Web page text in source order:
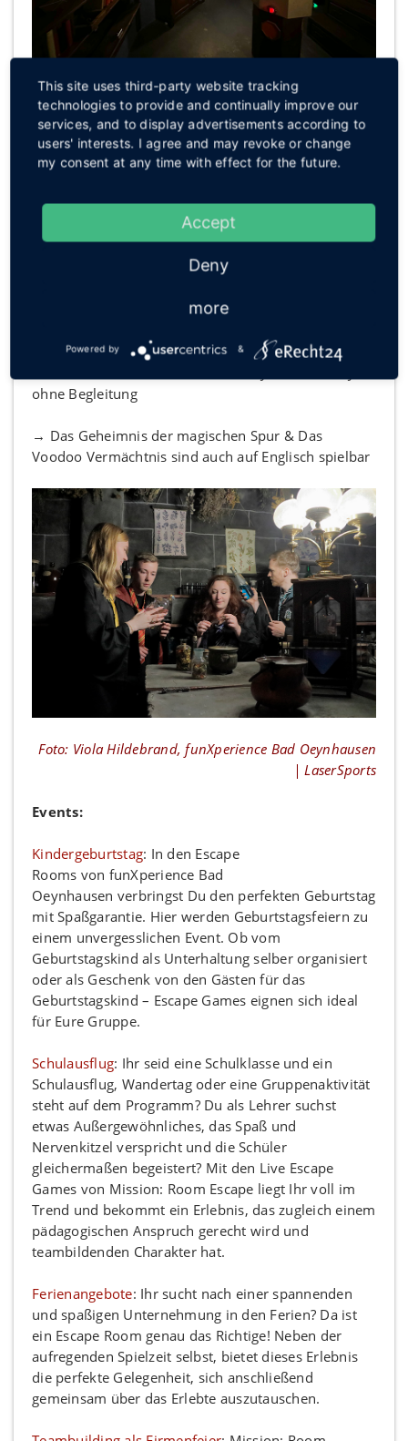
Informationen:
→ persönlicher Game Master als leidenschaftlicher
Storyteller, der bei Bedarf geschickt Hinweise gibt
→ 60 Min. Rätselspaß
→ mit 2–6 Personen spielbar
Legende des Zauberbaums: ab 12 J. mit und 16 J.
ohne Begleitung
→ Das Geheimnis der magischen Spur & Das
Voodoo Vermächtnis sind auch auf Englisch spielbar
Foto: Viola Hildebrand, funXperience Bad Oeynhausen
| LaserSports
Events:
Kindergeburtstag: In den Escape
Rooms von funXperience Bad
Oeynhausen verbringst Du den perfekten Geburtstag
mit Spaßgarantie. Hier werden Geburtstagsfeiern zu
einem unvergesslichen Event. Ob vom
Geburtstagskind als Unterhaltung selber organisiert
oder als Geschenk von den Gästen für das
Geburtstagskind – Escape Games eignen sich ideal
für Eure Gruppe.
Schulausflug: Ihr seid eine Schulklasse und ein
Schulausflug, Wandertag oder eine Gruppenaktivität
steht auf dem Programm? Du als Lehrer suchst
etwas Außergewöhnliches, das Spaß und
Nervenkitzel verspricht und die Schüler
gleichermaßen begeistert? Mit den Live Escape
Games von Mission: Room Escape liegt Ihr voll im
Trend und bekommt ein Erlebnis, das zugleich einem
pädagogischen Anspruch gerecht wird und
teambildenden Charakter hat.
Ferienangebote: Ihr sucht nach einer spannenden
und spaßigen Unternehmung in den Ferien? Da ist
ein Escape Room genau das Richtige! Neben der
aufregenden Spielzeit selbst, bietet dieses Erlebnis
die perfekte Gelegenheit, sich anschließend
gemeinsam über das Erlebte auszutauschen.
This site uses third-party website tracking
technologies to provide and continually improve our
services, and to display advertisements according to
users' interests. I agree and may revoke or change
my consent at any time with effect for the future.
Accept
Deny
more
Powered by &